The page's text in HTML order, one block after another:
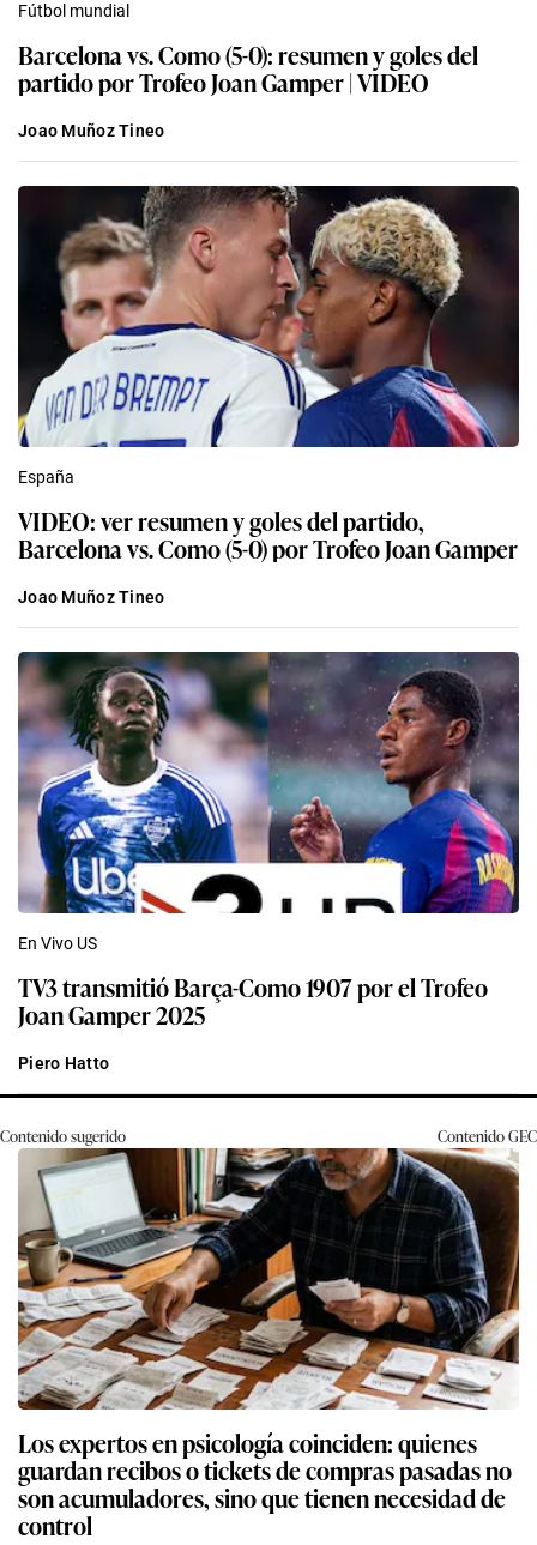
Fútbol mundial
Barcelona vs. Como (5-0): resumen y goles del
partido por Trofeo Joan Gamper | VIDEO
Joao Muñoz Tineo
España
VIDEO: ver resumen y goles del partido,
Barcelona vs. Como (5-0) por Trofeo Joan Gamper
Joao Muñoz Tineo
En Vivo US
TV3 transmitió Barça-Como 1907 por el Trofeo
Joan Gamper 2025
Piero Hatto
Contenido sugerido ContenidoGEC
Los expertos en psicología coinciden: quienes
guardan recibos o tickets de compras pasadas no
son acumuladores, sino que tienen necesidad de
control